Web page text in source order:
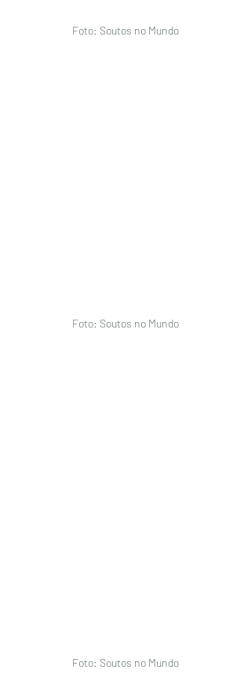
Foto: Soutos no Mundo
Foto: Soutos no Mundo
Foto: Soutos no Mundo